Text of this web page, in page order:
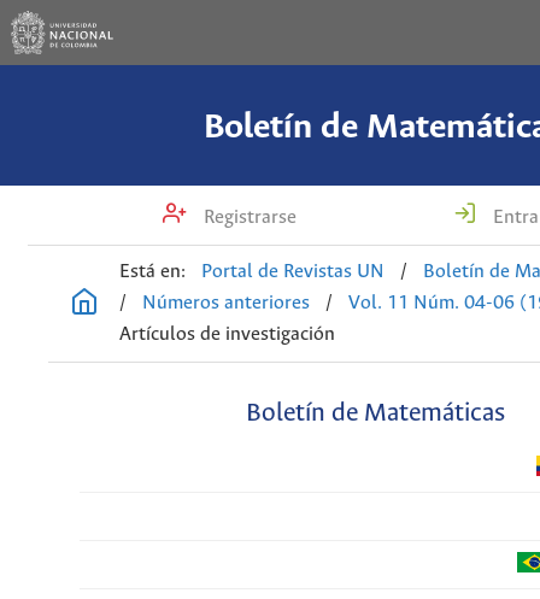
Boletín de
Registrarse
Está en: Portal de Revistas UN /
Boletín de
/
Números anteriores /
Vol. 11 Núm. 04-06
Artículos de investigación
Boletín de Matemáticas